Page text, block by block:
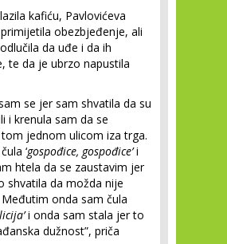
kafiću, Pavlovićeva
obezbjeđenje, ali
da uđe i da ih
te da je ubrzo napustila
se jer sam shvatila da su
i krenula sam da se
jednom ulicom iza trga.
‘gospođice, gospođice’i
htela da se zaustavim jer
shvatila da možda nije
onda sam čula
i onda sam stala jer to
dužnost”, priča